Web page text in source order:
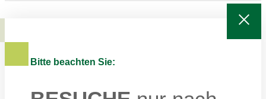
Bitte beachten Sie: